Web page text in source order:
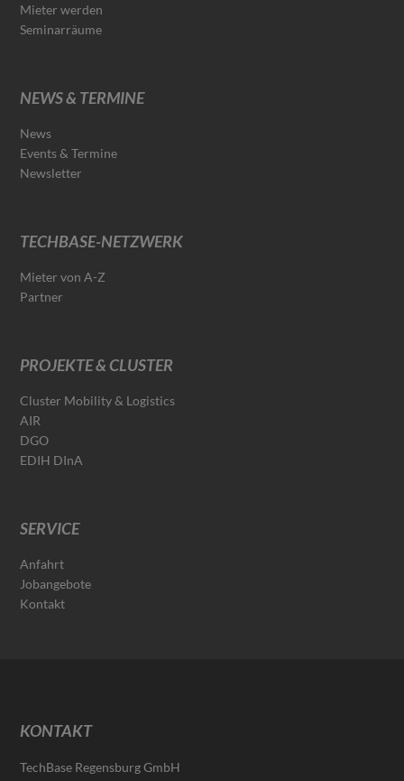
Mieter werden
Seminarräume
NEWS & TERMINE
News
Events & Termine
Newsletter
TECHBASE-NETZWERK
Mieter von A-Z
Partner
PROJEKTE & CLUSTER
Cluster Mobility & Logistics
AIR
DGO
EDIH DInA
SERVICE
Anfahrt
Jobangebote
Kontakt
KONTAKT
TechBase Regensburg GmbH